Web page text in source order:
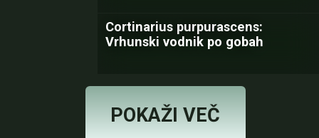
Cortinarius purpurascens:
Vrhunski vodnik po gobah
POKAŽI VEČ